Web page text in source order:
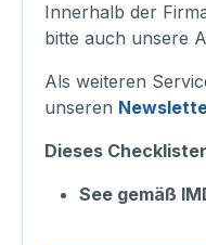
Innerhalb der
bitte auch unsere
Als weiteren
unseren
Dieses
See gemäß